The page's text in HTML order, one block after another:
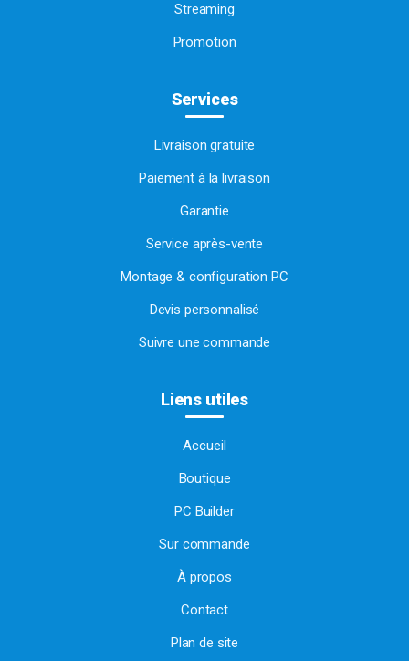
Streaming
Promotion
Services
Livraison gratuite
Paiement à la livraison
Garantie
Service après-vente
Montage & configuration PC
Devis personnalisé
Suivre une commande
Liens utiles
Accueil
Boutique
PC Builder
Sur commande
À propos
Contact
Plan de site